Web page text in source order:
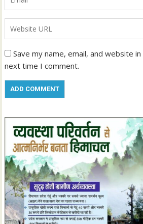
Save my name, email, and website
next time I comment.